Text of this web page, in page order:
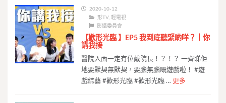
2020-10-12
形TV,輕電視
影攝委員會
【歡形光臨 】EP5 我到底聽緊啲咩？｜你
講我接
醫院入面一定有位戴院長！？！？ 一齊睇佢
地要默契無默契，要腦無腦嘅遊戲啦！ #遊
戲綜藝 #歡形光臨 #歡形光臨 … 更多